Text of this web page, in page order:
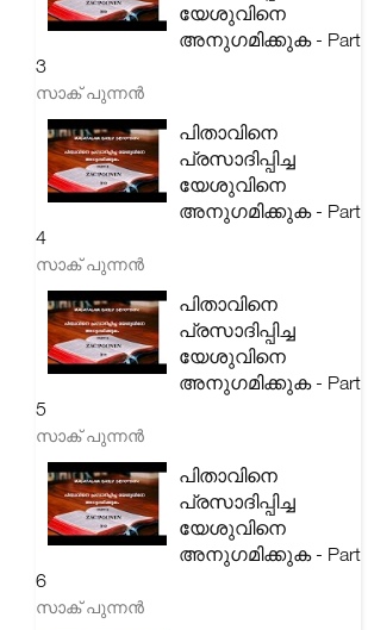
യേശുവിനെ
അനുഗമിക്കുക - Part
3
സാക് പുന്നൻ
പിതാവിനെ
പ്രസാദിപ്പിച്ച
യേശുവിനെ
അനുഗമിക്കുക - Part
4
സാക് പുന്നൻ
പിതാവിനെ
പ്രസാദിപ്പിച്ച
യേശുവിനെ
അനുഗമിക്കുക - Part
5
സാക് പുന്നൻ
പിതാവിനെ
പ്രസാദിപ്പിച്ച
യേശുവിനെ
അനുഗമിക്കുക - Part
6
സാക് പുന്നൻ